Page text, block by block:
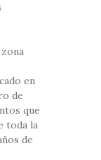
en
de
que
toda la
de